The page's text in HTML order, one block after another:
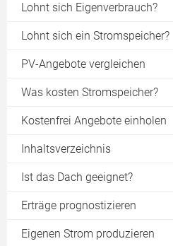
Lohnt sich Eigenverbrauch?
Lohnt sich ein Stromspeicher?
PV-Angebote vergleichen
Was kosten Stromspeicher?
Kostenfrei Angebote einholen
Inhaltsverzeichnis
Ist das Dach geeignet?
Vor- & Nachteile einer PV-
Die optimale
Erträge prognostizieren
Datenbanken mit
Eigenen Strom produzieren